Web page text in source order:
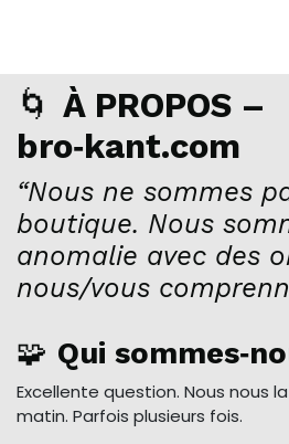
🌀 À PROPOS –
bro‑kant.com
“Nous ne sommes
boutique. Nous
anomalie avec des
nous/vous
🧩 Qui
Excellente question. Nous nous
matin. Parfois plusieurs fois.